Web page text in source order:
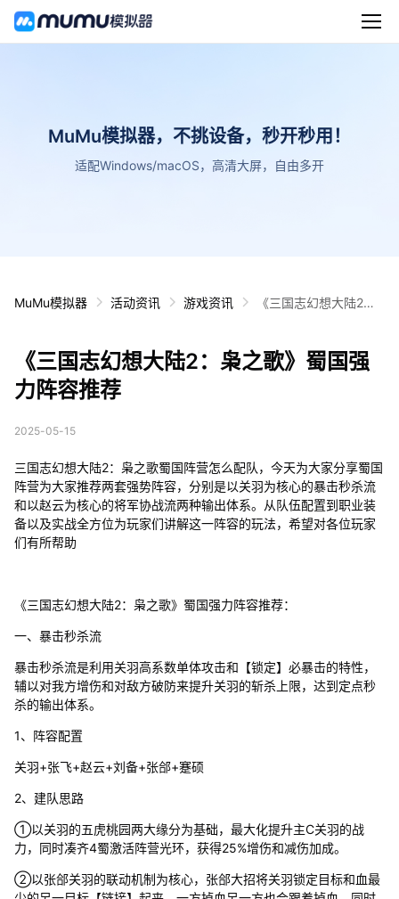
MuMu模拟器，不挑设备，秒开秒用！
适配Windows/macOS，高清大屏，自由多开
MuMu模拟器 活动资讯 游戏资讯
《三国志幻想大陆2：
《三国志幻想大陆2：枭之歌》蜀国强
力阵容推荐
2025-05-15
三国志幻想大陆2：枭之歌蜀国阵营怎么配队，今天为大家分享蜀国
阵营为大家推荐两套强势阵容，分别是以关羽为核心的暴击秒杀流
和以赵云为核心的将军协战流两种输出体系。从队伍配置到职业装
备以及实战全方位为玩家们讲解这一阵容的玩法，希望对各位玩家
们有所帮助
《三国志幻想大陆2：枭之歌》蜀国强力阵容推荐：
一、暴击秒杀流
暴击秒杀流是利用关羽高系数单体攻击和【锁定】必暴击的特性，
辅以对我方增伤和对敌方破防来提升关羽的斩杀上限，达到定点秒
杀的输出体系。
1、阵容配置
关羽+张飞+赵云+刘备+张郃+蹇硕
2、建队思路
①以关羽的五虎桃园两大缘分为基础，最大化提升主C关羽的战
力，同时凑齐4蜀激活阵营光环，获得25%增伤和减伤加成。
②以张郃关羽的联动机制为核心，张郃大招将关羽锁定目标和血最